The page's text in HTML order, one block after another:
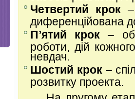
Четвертий крок
диференційована
П’ятий крок –
роботи, дій
невдач.
Шостий крок –
розвитку проекта.